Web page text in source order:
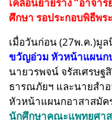
ศึกษา รอประกอบพิธีพร
เมื่อวันก่อน (27พ.ค.)มูล
ขวัญอ่วม หัวหน้าแผนก
นายวรพจน์ จรัสเศรษฐ
ธารณภัยฯ และนายสำอ
หัวหน้าแผนกอาสาสมัค
นักศึกษาคณะแพทยศา